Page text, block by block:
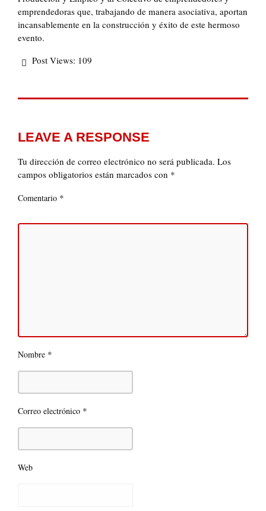
emprendedoras que, trabajando de manera asociativa, aportan
incansablemente en la construcción y éxito de este hermoso
evento.
Post Views: 109
LEAVE A RESPONSE
Tu dirección de correo electrónico no será publicada. Los
campos obligatorios están marcados con *
Comentario *
Nombre *
Correo electrónico *
Web